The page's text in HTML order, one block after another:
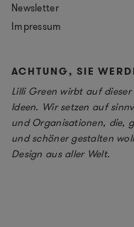
Newsletter
Impressum
ACHTUNG, SIE
Lilli Green wirbt auf
Ideen. Wir setzen auf
und Organisationen, die,
und schöner gestalten
Design aus aller Welt.